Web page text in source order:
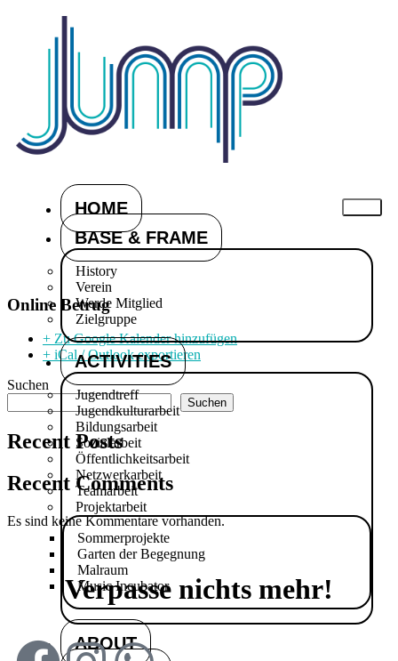
HOME
BASE & FRAME
History
Verein
Werde Mitglied
Zielgruppe
ACTIVITIES
Jugendtreff
Jugendkulturarbeit
Bildungsarbeit
Sozialarbeit
Öffentlichkeitsarbeit
Netzwerkarbeit
Teamarbeit
Projektarbeit
Sommerprojekte
Garten der Begegnung
Malraum
Music Incubator
ABOUT
Online Betrug
+ Zu Google Kalender hinzufügen
+ iCal / Outlook exportieren
Suchen
Suchen
Recent Posts
Recent Comments
Es sind keine Kommentare vorhanden.
Verpasse nichts mehr!